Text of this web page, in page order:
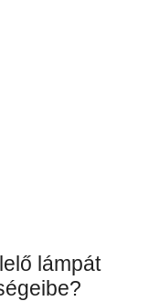
lámpát